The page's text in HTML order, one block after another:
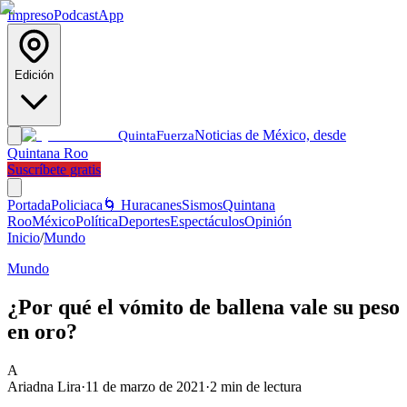
ImpresoPodcastApp
Edición
QuintaFuerzaNoticias de México, desde
Quintana Roo
Suscríbete gratis
PortadaPoliciaca 🌀 HuracanesSismosQuintana
RooMéxicoPolíticaDeportesEspectáculosOpinión
Inicio/Mundo
Mundo
¿Por qué el vómito de ballena vale su peso
en oro?
A
Ariadna Lira·11 de marzo de 2021 ·2 min de lectura